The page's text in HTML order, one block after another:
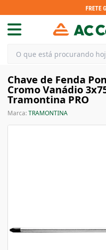
FRETE
Chave de Fenda
Cromo Vanádio
Tramontina PRO
Marca:TRAMONTINA